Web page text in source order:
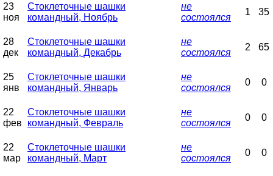
23
ноя
Стоклеточные шашки
командный, Ноябрь
не
состоялся
1 35
28
дек
Стоклеточные шашки
командный, Декабрь
не
состоялся
2 65
25
янв
Стоклеточные шашки
командный, Январь
не
состоялся
0 0
22
фев
Стоклеточные шашки
командный, Февраль
не
состоялся
0 0
22
мар
Стоклеточные шашки
командный, Март
не
состоялся
0 0